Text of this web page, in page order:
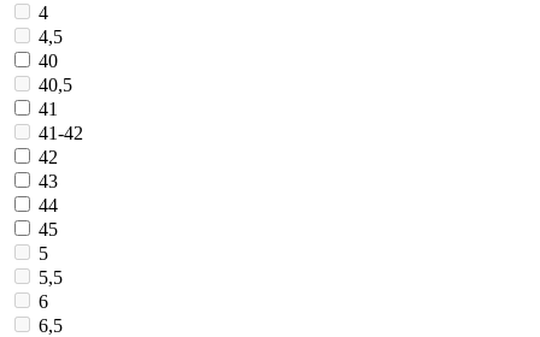
4
4,5
40
40,5
41
41-42
42
43
44
45
5
5,5
6
6,5